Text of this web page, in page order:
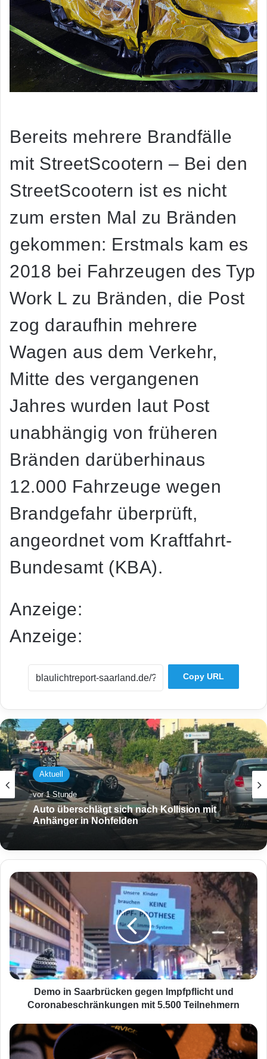
Bereits mehrere Brandfälle
mit StreetScootern – Bei den
StreetScootern ist es nicht
zum ersten Mal zu Bränden
gekommen: Erstmals kam es
2018 bei Fahrzeugen des Typ
Work L zu Bränden, die Post
zog daraufhin mehrere
Wagen aus dem Verkehr,
Mitte des vergangenen
Jahres wurden laut Post
unabhängig von früheren
Bränden darüberhinaus
12.000 Fahrzeuge wegen
Brandgefahr überprüft,
angeordnet vom Kraftfahrt-
Bundesamt (KBA).
Anzeige:
Anzeige:
Copy URL
Aktuell
vor 1 Stunde
Auto überschlägt sich nach Kollision mit
Anhänger in Nohfelden
Aktuell
vor 2 Stunden
Mitten in der Nacht: Feuer erfasst
Mehrfamilienhaus in Saarlouis
D
e
m
o
i
S
a
a
ü
k
Demo in Saarbrücken gegen Impfpflicht und
Coronabeschränkungen mit 5.500 Teilnehmern
M
a
n